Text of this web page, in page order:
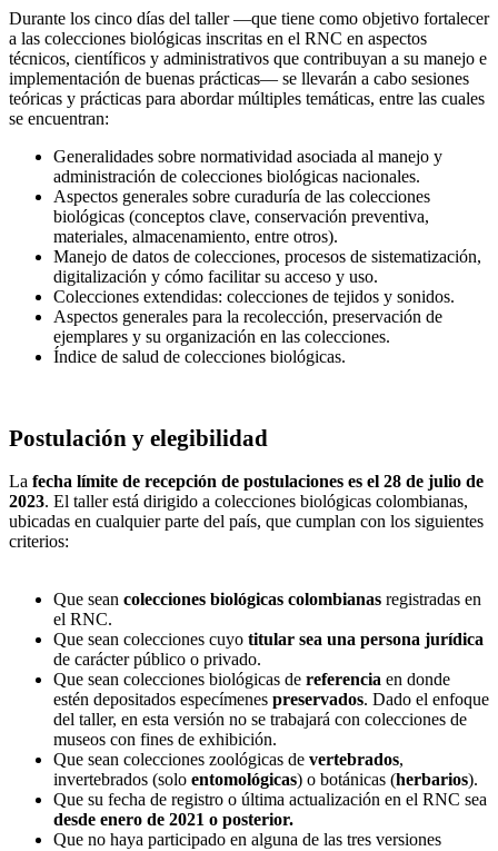
Durante los cinco días del taller —que tiene como objetivo fortalecer
a las colecciones biológicas inscritas en el RNC en aspectos
técnicos, científicos y administrativos que contribuyan a su manejo e
implementación de buenas prácticas— se llevarán a cabo sesiones
teóricas y prácticas para abordar múltiples temáticas, entre las cuales
se encuentran:
Generalidades sobre normatividad asociada al manejo y
administración de colecciones biológicas nacionales.
Aspectos generales sobre curaduría de las colecciones
biológicas (conceptos clave, conservación preventiva,
materiales, almacenamiento, entre otros).
Manejo de datos de colecciones, procesos de sistematización,
digitalización y cómo facilitar su acceso y uso.
Colecciones extendidas: colecciones de tejidos y sonidos.
Aspectos generales para la recolección, preservación de
ejemplares y su organización en las colecciones.
Índice de salud de colecciones biológicas.
Postulación y elegibilidad
La fecha límite de recepción de postulaciones es el 28 de julio de
2023. El taller está dirigido a colecciones biológicas colombianas,
ubicadas en cualquier parte del país, que cumplan con los siguientes
criterios:
Que sean colecciones biológicas colombianas registradas en
el RNC.
Que sean colecciones cuyo titular sea una persona jurídica
de carácter público o privado.
Que sean colecciones biológicas de referencia en donde
estén depositados especímenes preservados. Dado el enfoque
del taller, en esta versión no se trabajará con colecciones de
museos con fines de exhibición.
Que sean colecciones zoológicas de vertebrados,
invertebrados (solo entomológicas) o botánicas (herbarios).
Que su fecha de registro o última actualización en el RNC sea
desde enero de 2021 o posterior.
Que no haya participado en alguna de las tres versiones